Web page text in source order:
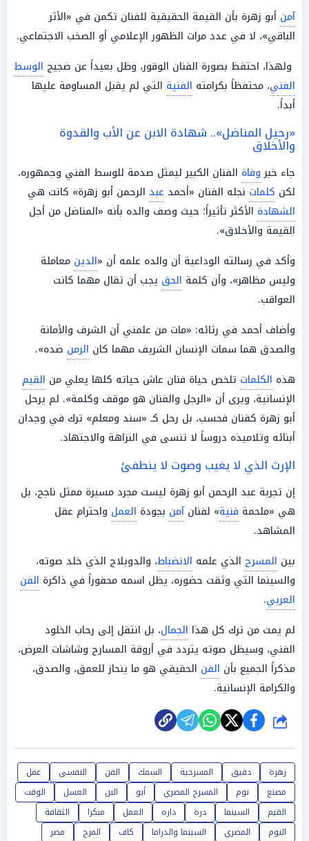
آمن أبو زهرة بأن القيمة الحقيقية للفنان تكمن في «الأثر
الباقي»، لا في عدد مرات الظهور الإعلامي أو الصخب الاجتماعي.
ولهذا، احتفظ بصورة الفنان الوقور، وظل بعيداً عن ضجيج الوسط
الفني، محتفظاً بكرامته الفنية التي لم يقبل المساومة عليها
أبداً.
«رحيل المناضل».. شهادة الابن عن الأب والقدوة
والأخلاق
جاء خبروفاة الفنان الكبير ليمثل صدمة للوسط الفني وجمهوره،
لكن كلمات نجله الفنان «أحمد عبد الرحمن أبو زهرة» كانت هي
الشهادة الأكثر تأثيراً؛ حيث وصف والده بأنه «المناضل من أجل
القيمة والأخلاق».
وأكد في رسالته الوداعية أن والده علمه أن «الدين معاملة
وليس مظاهر»، وأن كلمة الحق يجب أن تقال مهما كانت
العواقب.
وأضاف أحمد في رثائه: «مات من علمني أن الشرف والأمانة
والصدق هما سمات الإنسان الشريف مهما كان الزمن ضده».
هذه الكلمات تلخص حياة فنان عاش حياته كلها يعلي من القيم
الإنسانية، ويرى أن «الرجل والفنان هو موقف وكلمة». لم يرحل
أبو زهرة كفنان فحسب، بل رحل كـ «سند ومعلم» ترك في وجدان
أبنائه وتلاميذه دروساً لا تنسى في النزاهة والاجتهاد.
الإرث الذي لا يغيب وصوت لا ينطفئ
إن تجربة عبد الرحمن أبو زهرة ليست مجرد مسيرة ممثل ناجح، بل
هي «ملحمة فنية» لفنانآمن بجودة العمل واحترام عقل
المشاهد.
بين المسرح الذي علمه الانضباط، والدوبلاج الذي خلد صوته،
والسينما التي وثقت حضوره، يظل اسمه محفوراً في ذاكرة الفن
العربي.
لم يمت من ترك كل هذا الجمال، بل انتقل إلى رحاب الخلود
الفني، وسيظل صوته يتردد في أروقة المسارح وشاشات العرض،
مذكراً الجميع بأن الفن الحقيقي هو ما ينحاز للعمق، والصدق،
والكرامة الإنسانية.
شارك
زهرة دقيق المسرحية السمك الفن النفسي
عمل
مصنع
نوم المسرح المصري أبو البن العسل
الوقت
القيم
السينما درة داره العمل مبكرا
الثقافة
النوم
المصري السينما والدراما كاف المرح
مصر